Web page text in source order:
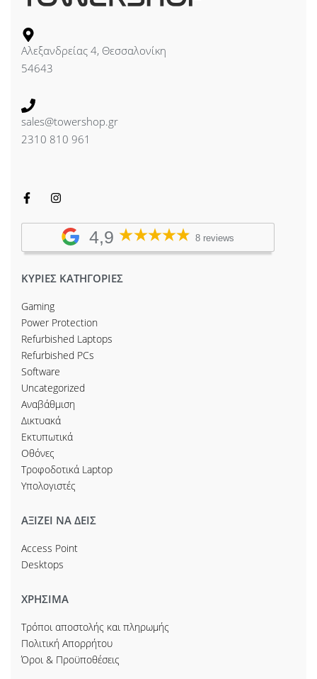
Αλεξανδρείας 4, Θεσσαλονίκη
54643
sales@towershop.gr
2310 810 961
4,9 8 reviews
ΚΥΡΙΕΣ ΚΑΤΗΓΟΡΙΕΣ
Gaming
Power Protection
Refurbished Laptops
Refurbished PCs
Software
Uncategorized
Αναβάθμιση
Δικτυακά
Εκτυπωτικά
Οθόνες
Τροφοδοτικά Laptop
Υπολογιστές
ΑΞΙΖΕΙ ΝΑ ΔΕΙΣ
Access Point
Desktops
ΧΡΗΣΙΜΑ
Τρόποι αποστολής και πληρωμής
Πολιτική Απορρήτου
Όροι & Προϋποθέσεις